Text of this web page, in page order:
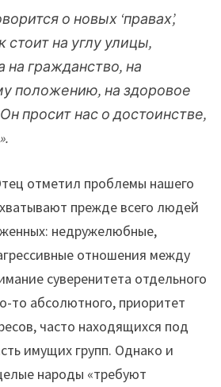
о новых ‘правах’,
на углу улицы,
на гражданство, на
положению, на здоровое
просит нас о достоинстве,
отметил проблемы нашего
прежде всего людей
недружелюбные,
отношения между
суверенитета отдельного
то абсолютного, приоритет
часто находящихся под
имущих групп. Однако и
народы «требуют